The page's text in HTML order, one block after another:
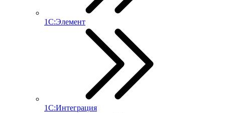
1С:Элемент
1С:Интеграция